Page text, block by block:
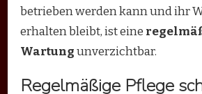
betrieben werden kann und ihr
erhalten bleibt, ist eine
Wartungunverzichtbar.
Regelmäßige Pflege